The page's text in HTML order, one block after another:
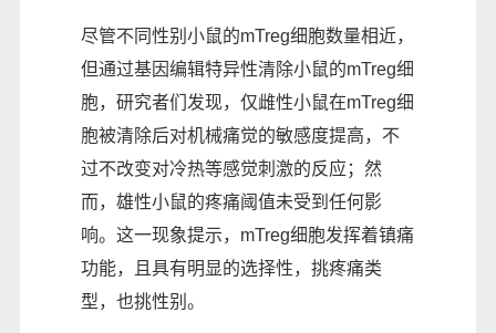
尽管不同性别小鼠的mTreg细胞数量相近，
但通过基因编辑特异性清除小鼠的mTreg细
胞，研究者们发现，仅雌性小鼠在mTreg细
胞被清除后对机械痛觉的敏感度提高，不
过不改变对冷热等感觉刺激的反应；然
而，雄性小鼠的疼痛阈值未受到任何影
响。这一现象提示，mTreg细胞发挥着镇痛
功能，且具有明显的选择性，挑疼痛类
型，也挑性别。